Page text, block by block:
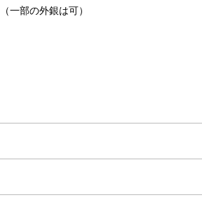
一部の外銀は可）